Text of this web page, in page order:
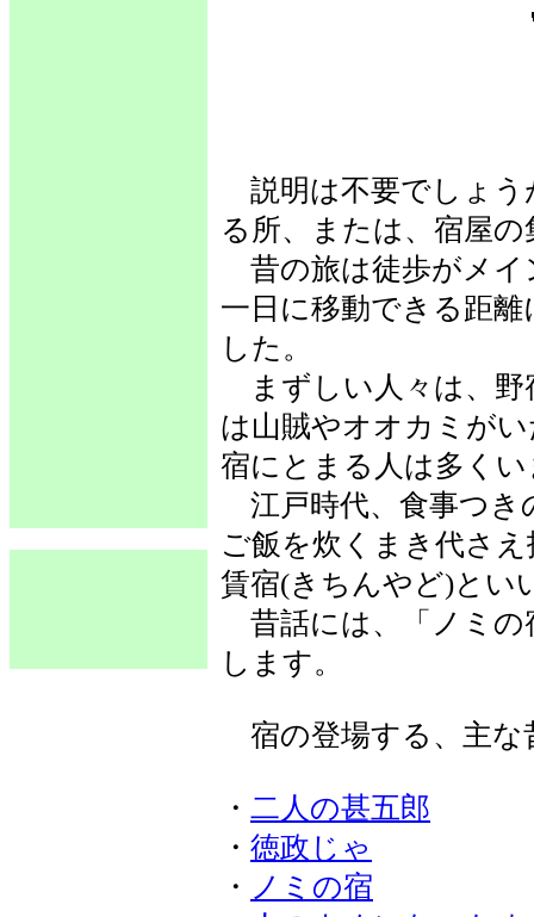
説明は不要でしょう
る所、または、宿屋
昔の旅は徒歩がメイ
一日に移動できる距
した。
まずしい人々は、野
は山賊やオオカミが
宿にとまる人は多く
江戸時代、食事つき
ご飯を炊くまき代さ
賃宿(きちんやど)とい
昔話には、「ノミの
します。
宿の登場する、主な
・ 二人の甚五郎
・ 徳政じゃ
・ ノミの宿